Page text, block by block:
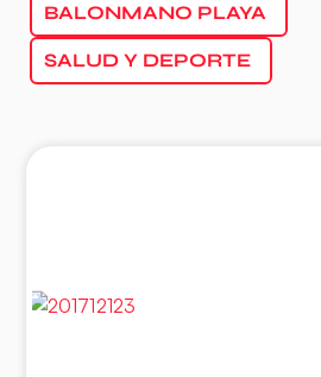
BALONMANO PLAYA
SALUD Y DEPORTE